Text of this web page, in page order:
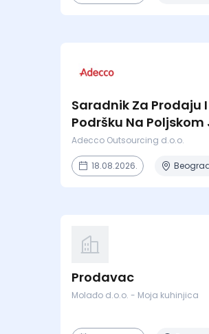
Saradnik Za Prodaju
Podršku Na Poljskom
Adecco Outsourcing d.o.o.
18.08.2026.
Prodavac
Molađo d.o.o. - Moja kuhinjica